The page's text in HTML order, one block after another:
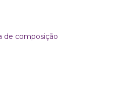
de composição